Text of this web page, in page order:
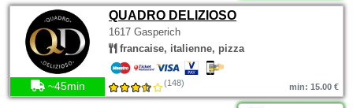
QUADRO DELIZIOSO
1617 Gasperich
francaise, italienne, pizza
~45min (148) min: 15.00 €